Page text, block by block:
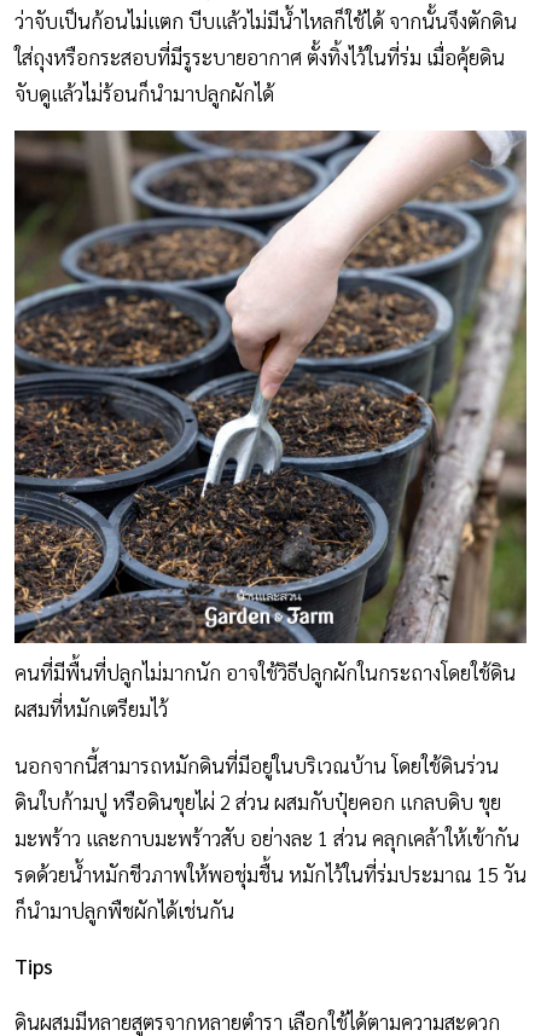
ว่าจับเป็นก้อนไม่แตก บีบแล้วไม่มีน้ำไหลก็ใช้ได้ จากนั้นจึงตักดิน
ใส่ถุงหรือกระสอบที่มีรูระบายอากาศ ตั้งทิ้งไว้ในที่ร่ม เมื่อคุ้ยดิน
จับดูแล้วไม่ร้อนก็นำมาปลูกผักได้
คนที่มีพื้นที่ปลูกไม่มากนัก อาจใช้วิธีปลูกผักในกระถางโดยใช้ดิน
ผสมที่หมักเตรียมไว้
นอกจากนี้สามารถหมักดินที่มีอยู่ในบริเวณบ้าน โดยใช้ดินร่วน
ดินใบก้ามปู หรือดินขุยไผ่ 2 ส่วน ผสมกับปุ๋ยคอก แกลบดิบ ขุย
มะพร้าว และกาบมะพร้าวสับ อย่างละ 1 ส่วน คลุกเคล้าให้เข้ากัน
รดด้วยน้ำหมักชีวภาพให้พอชุ่มชื้น หมักไว้ในที่ร่มประมาณ 15 วัน
ก็นำมาปลูกพืชผักได้เช่นกัน
Tips
ดินผสมมีหลายสูตรจากหลายตำรา เลือกใช้ได้ตามความสะดวก